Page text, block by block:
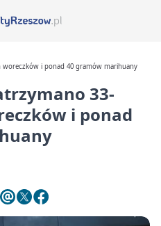
woreczków i ponad 40 gramów marihuany
33-
i ponad